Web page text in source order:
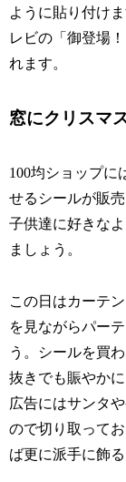
ように貼り付け
レビの「御登場
れます。
窓にクリスマ
100均ショップに
せるシールが販
子供達に好きな
ましょう。
この日はカーテ
を見ながらパー
う。シールを買
抜きでも賑やか
広告にはサンタ
ので切り取って
ば更に派手に飾